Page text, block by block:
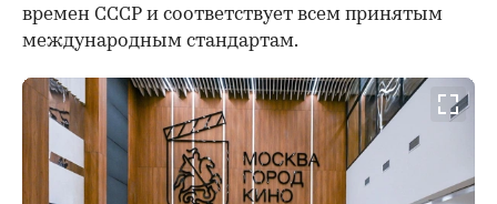
времен СССР и соответствует всем принятым
международным стандартам.